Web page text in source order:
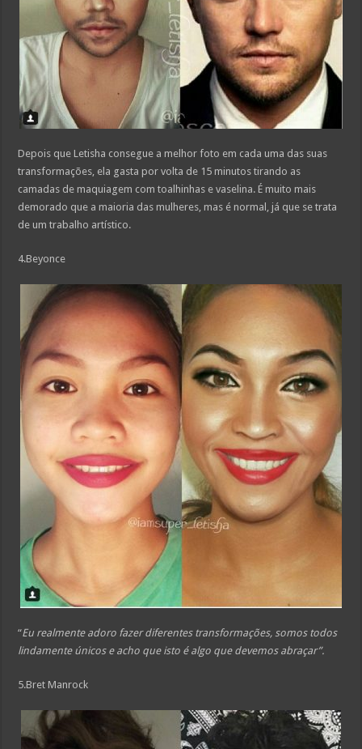
Depois que Letisha consegue a melhor foto em cada uma das suas
transformações, ela gasta por volta de 15 minutos tirando as
camadas de maquiagem com toalhinhas e vaselina. É muito mais
demorado que a maioria das mulheres, mas é normal, já que se trata
de um trabalho artístico.
4.Beyonce
“Eu realmente adoro fazer diferentes transformações, somos todos
lindamente únicos e acho que isto é algo que devemos abraçar”.
5.Bret Manrock